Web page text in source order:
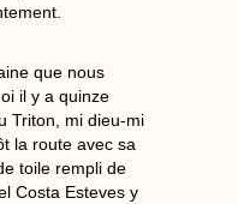
que nous
il y a quinze
Triton, mi dieu-mi
la route avec sa
toile rempli de
Costa Esteves y